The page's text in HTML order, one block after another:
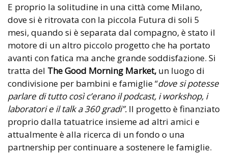
E proprio la solitudine in una città come Milano,
dove si è ritrovata con la piccola Futura di soli 5
mesi, quando si è separata dal compagno, è stato il
motore di un altro piccolo progetto che ha portato
avanti con fatica ma anche grande soddisfazione. Si
tratta del TheGood Morning Market, un luogo di
condivisione per bambini e famiglie “dove si potesse
parlare di tutto così c’erano il podcast, i workshop, i
laboratori e il talk a 360 gradi”. Il progetto è finanziato
proprio dalla tatuatrice insieme ad altri amici e
attualmente è alla ricerca di un fondo o una
partnership per continuare a sostenere le famiglie.